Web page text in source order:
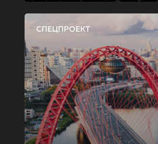
СПЕЦПРОЕКТ